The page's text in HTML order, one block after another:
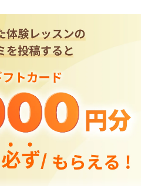
も丁寧に説明していただけました。親と
えることが良いなと思いました。子ども
ミングが楽しくなる、好きになる工夫を
と思いました。子どもとしては、やはり
れる使えることや、ドローンや3Dプリン
グを学べることは楽しいようです。あ
もらえたことや、オリジナルキャラクタ
、キーホルダーやシールなどをリュッ
でいます。車を少しの時間でも教室の前
ました。交差点も近いので迷惑になって
の日など車で迎えに行って、教室の目
なと。特にありません。しっかりと子ど
いい先生方です。たくさんのロボッ
キュラムもオリジナリティがあって子ど
ます。